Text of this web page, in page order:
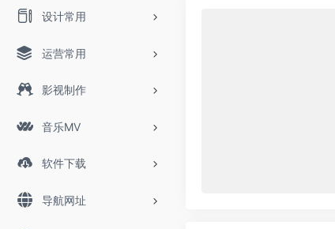
设计常用
运营常用
影视制作
音乐MV
软件下载
导航网址